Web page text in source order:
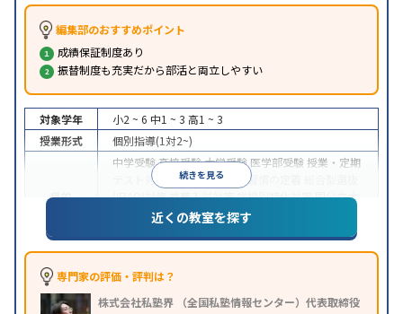
編集部のおすすめポイント
成績保証制度あり
振替制度も充実だから部活と両立しやすい
続きを見る
対象学年 小2 ~ 6 中1 ~ 3 高1 ~ 3
授業形式
個別指導(1対2~)
目的
中学受験高校受験大学受験 医学部受験 授業・定期
テスト対策
内申点対策 学習習慣の定着
(旧AO)対策推薦入試対策学校別特化対策国公立大
私大対策共通テスト対策
特徴
中高一貫校生に対応成績保証制度あり授業の振替
可能不登校生に対応
のみの受講可
※2023年3月調査。小学校高学年の個別指導塾アンケート調査方法を参
近くの教室を探す
専門家の評価・評判は？
株式会社私塾界 （全国私塾情報センター）代表取締役